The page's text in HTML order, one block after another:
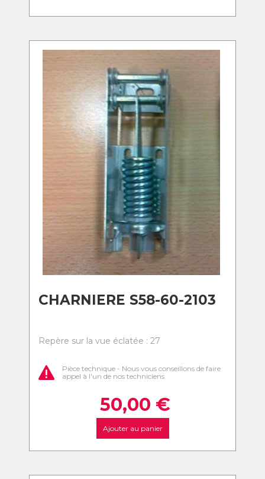
CHARNIERE S58-60-2103
Repère sur la vue éclatée : 27
Pièce technique - Nous vous conseillons de faire
appel à l'un de nos techniciens
50,00 €
Ajouter au panier